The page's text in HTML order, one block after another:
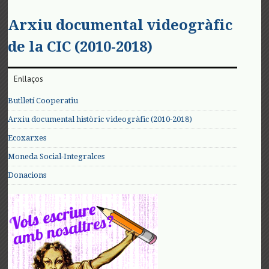
Arxiu documental videogràfic
de la CIC (2010-2018)
Enllaços
Butlletí Cooperatiu
Arxiu documental històric videogràfic (2010-2018)
Ecoxarxes
Moneda Social-Integralces
Donacions